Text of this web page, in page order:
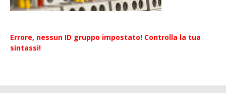
sintassi!